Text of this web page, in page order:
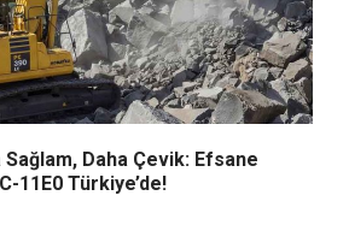
Sağlam, Daha Çevik: Efsane
11E0 Türkiye’de!